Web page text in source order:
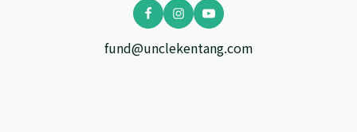
fund@unclekentang.com